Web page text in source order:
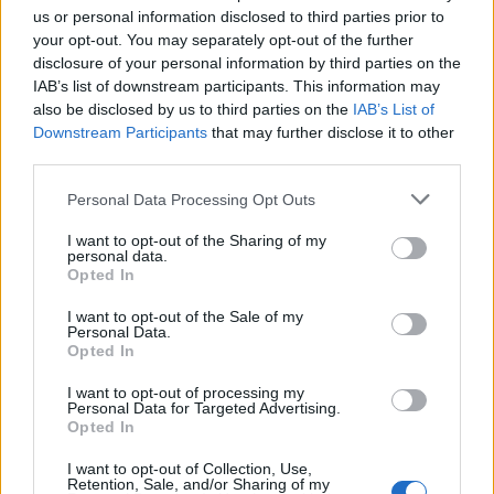
us or personal information disclosed to third parties prior to
your opt-out. You may separately opt-out of the further
disclosure of your personal information by third parties on the
IAB’s list of downstream participants. This information may
also be disclosed by us to third parties on the IAB’s List of
Downstream Participants that may further disclose it to other
Personal Data Processing Opt Outs
I want to opt-out of the Sharing of my
personal data.
Opted In
I want to opt-out of the Sale of my
Personal Data.
Opted In
I want to opt-out of processing my
Personal Data for Targeted Advertising.
Opted In
I want to opt-out of Collection, Use,
Retention, Sale, and/or Sharing of my
chmurek żagle – interpretacja
wiersza
Interpretowany wiersz Jana Lechonia znany pod
incipitem „Na niebo wypływają białych chmurek
żagle” pochodzi z tomiku „Srebrne i czarne”.
Wydano go w 1924 roku, był więc ostatnim
zbiorem opublikowanym przez poetę w
dwudziestoleciu międzywojennym.
Kategorie
interpretacje wierszy
Nie-Boska komedia –
interpretacja wiersza Lechonia